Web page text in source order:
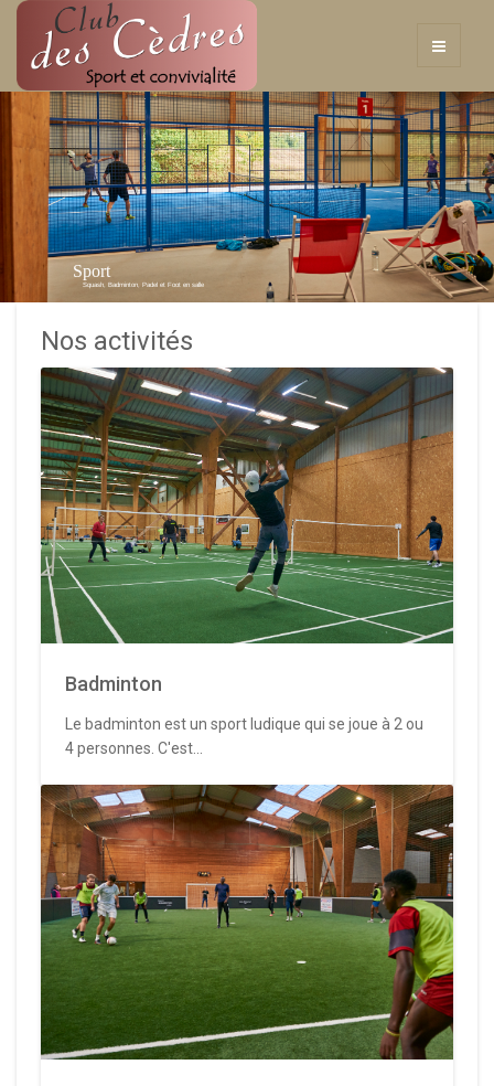
Sport
Squash, Badminton, Padel et Foot en salle
Nos activités
Badminton
Le badminton est un sport ludique qui se joue à 2 ou
4 personnes. C'est...